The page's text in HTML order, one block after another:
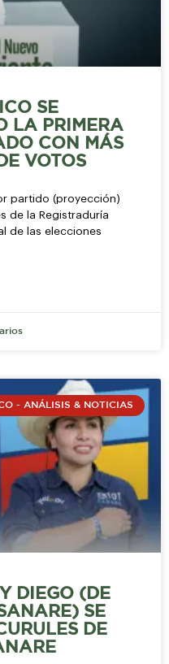
SE
LA PRIMERA
CON MÁS
VOTOS
partido (proyección)
de la Registraduría
de las elecciones
- ANÁLISIS & NOTICIAS
DIEGO (DE
SE
DE